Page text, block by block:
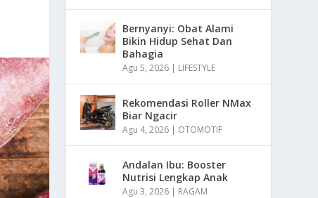
Bernyanyi: Obat Alami
Bikin Hidup Sehat Dan
Bahagia
Agu 5, 2026 | LIFESTYLE
Rekomendasi Roller NMax
Biar Ngacir
Agu 4, 2026 | OTOMOTIF
Andalan Ibu: Booster
Nutrisi Lengkap Anak
Agu 3, 2026 | RAGAM